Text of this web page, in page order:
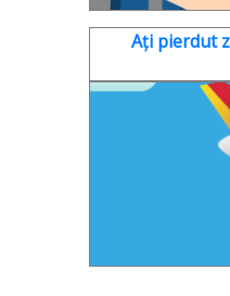
Ați pierdut